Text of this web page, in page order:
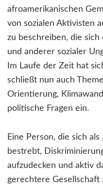
afroamerikanischen
von sozialen Aktivisten
zu beschreiben, die sich
und anderer sozialer
Im Laufe der Zeit hat
schließt nun auch
Orientierung,
politische Fragen ein.
Eine Person, die sich
bestrebt,
aufzudecken und aktiv
gerechtere Gesellschaft